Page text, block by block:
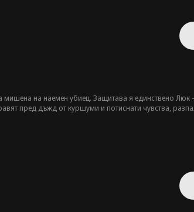
на наемен убиец. Защитава я единствено Люк
пред дъжд от куршуми и потиснати чувства,